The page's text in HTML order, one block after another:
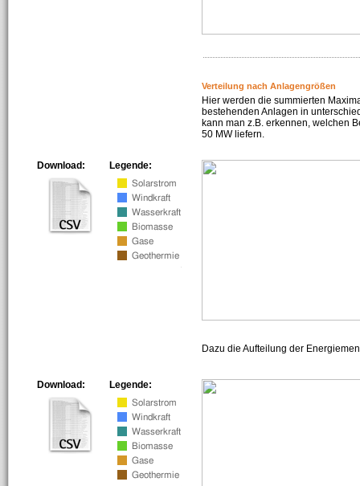
Verteilung nach Anlagengrößen
Hier werden die summierten
bestehenden Anlagen in
kann man z.B. erkennen, welchen
50 MW liefern.
Legende:
Download:
Dazu die Aufteilung der
Legende:
Download: